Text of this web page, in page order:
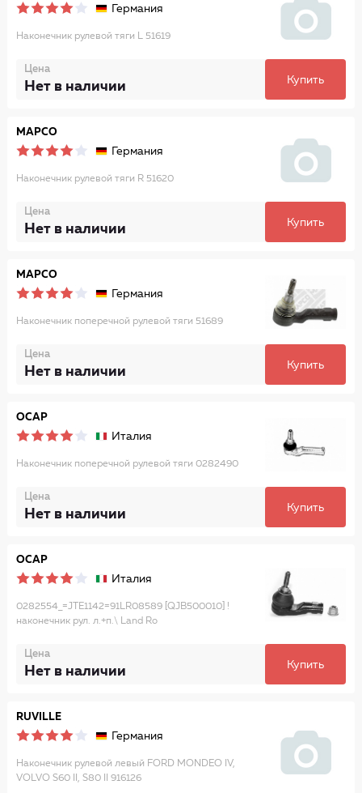
Германия
Наконечник рулевой тяги L 51619
Цена
Нет в наличии Купить
MAPCO
Германия
Наконечник рулевой тяги R 51620
Цена
Нет в наличии Купить
MAPCO
Германия
Наконечник поперечной рулевой тяги 51689
Цена
Нет в наличии Купить
OCAP
Италия
Наконечник поперечной рулевой тяги 0282490
Цена
Нет в наличии Купить
OCAP
Италия
0282554_=JTE1142=91LR08589 [QJB500010] !
наконечник рул. л.+п.\ Land Ro
Цена
Нет в наличии Купить
RUVILLE
Германия
Наконечник рулевой левый FORD MONDEO IV,
VOLVO S60 II, S80 II 916126